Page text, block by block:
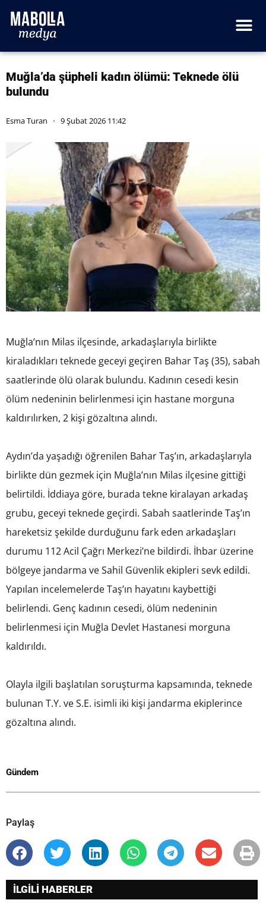
Muğla’da şüpheli kadın ölümü: Teknede ölü
bulundu
Esma Turan 9 Şubat 2026 11:42
Muğla’nın Milas ilçesinde, arkadaşlarıyla birlikte
kiraladıkları teknede geceyi geçiren Bahar Taş (35), sabah
saatlerinde ölü olarak bulundu. Kadının cesedi kesin
ölüm nedeninin belirlenmesi için hastane morguna
kaldırılırken, 2 kişi gözaltına alındı.
Aydın’da yaşadığı öğrenilen Bahar Taş’ın, arkadaşlarıyla
birlikte dün gezmek için Muğla’nın Milas ilçesine gittiği
belirtildi. İddiaya göre, burada tekne kiralayan arkadaş
grubu, geceyi teknede geçirdi. Sabah saatlerinde Taş’ın
hareketsiz şekilde durduğunu fark eden arkadaşları
durumu 112 Acil Çağrı Merkezi’ne bildirdi. İhbar üzerine
bölgeye jandarma ve Sahil Güvenlik ekipleri sevk edildi.
Yapılan incelemelerde Taş’ın hayatını kaybettiği
belirlendi. Genç kadının cesedi, ölüm nedeninin
belirlenmesi için Muğla Devlet Hastanesi morguna
kaldırıldı.
Olayla ilgili başlatılan soruşturma kapsamında, teknede
bulunan T.Y. ve S.E. isimli iki kişi jandarma ekiplerince
gözaltına alındı.
Gündem
Paylaş
İLGİLİ HABERLER